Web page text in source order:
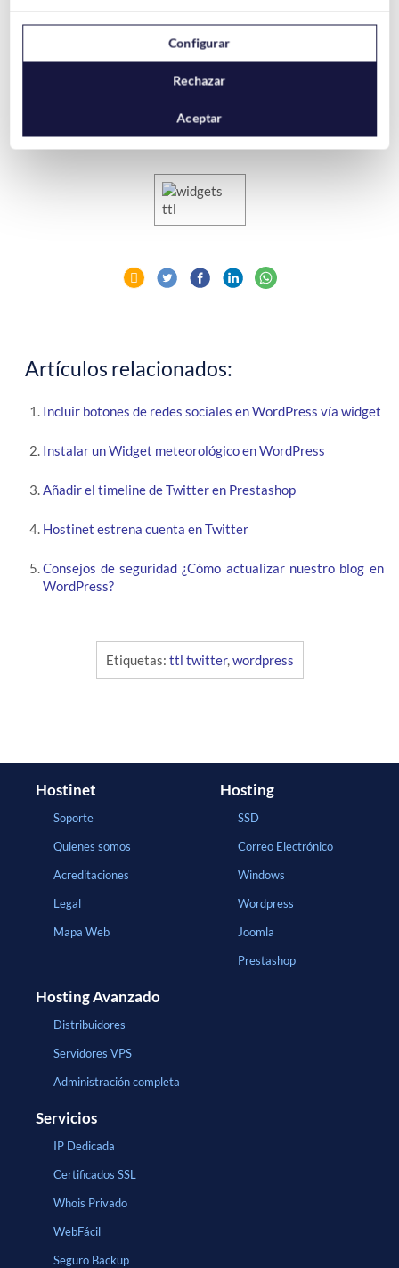
deseamos darle a nuestro TTLy copiar el código que hemos
copiado en el documento de texto de la primera parte del
documento.
del widget ya tendremos nuestro
blog conectado al TTL de nuestra cuenta de Twitter.
Artículos relacionados:
Incluir botones de redes sociales en WordPress vía widget
Instalar un Widget meteorológico en WordPress
Añadir el timeline de Twitter en Prestashop
Hostinet estrena cuenta en Twitter
Consejos de seguridad ¿Cómo actualizar nuestro blog en
WordPress?
Etiquetas: ttl twitter,wordpress
Hostinet
Soporte
Quienes somos
Acreditaciones
Legal
Mapa Web
Hosting
SSD
Correo Electrónico
Windows
Wordpress
Joomla
Prestashop
Hosting Avanzado
Distribuidores
Servidores VPS
Administración completa
Servicios
IP Dedicada
Certificados SSL
Whois Privado
WebFácil
Seguro Backup
Configurar
Rechazar
Aceptar